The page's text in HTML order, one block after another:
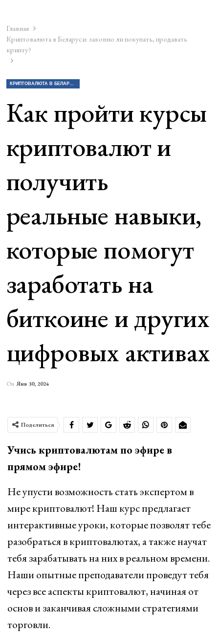
Главная
Криптовалюта в Беларуси: законно ли покупать, продавать
крипту?
КРИПТОВАЛЮТА В БЕЛАРУСИ: ЗАКОННО ЛИ ПОКУПАТЬ, ПРОДАВАТЬ КРИПТУ?
Как пройти курсы
криптовалют и
получить
реальные навыки,
которые помогут
заработать на
биткоине и других
цифровых активах
On Янв 30, 2024
Поделиться
Учись криптовалютам по эфире в
прямом эфире!
Не упусти возможность стать экспертом в
мире криптовалют! Наш курс предлагает
интерактивные уроки, которые позволят тебе
разобраться в криптовалютах, а также научат
тебя зарабатывать на них в реальном времени.
Наши опытные преподаватели проведут тебя
через все аспекты криптовалют, начиная от
основ и заканчивая сложными стратегиями
торговли.